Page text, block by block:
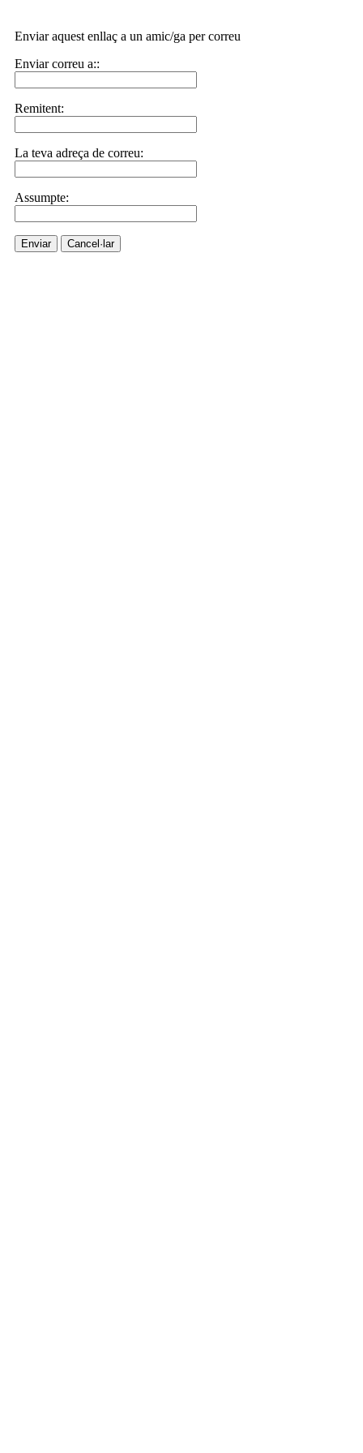
Enviar aquest enllaç a un amic/ga per correu
Enviar correu a::
Remitent:
La teva adreça de correu:
Assumpte:
Enviar Cancel·lar